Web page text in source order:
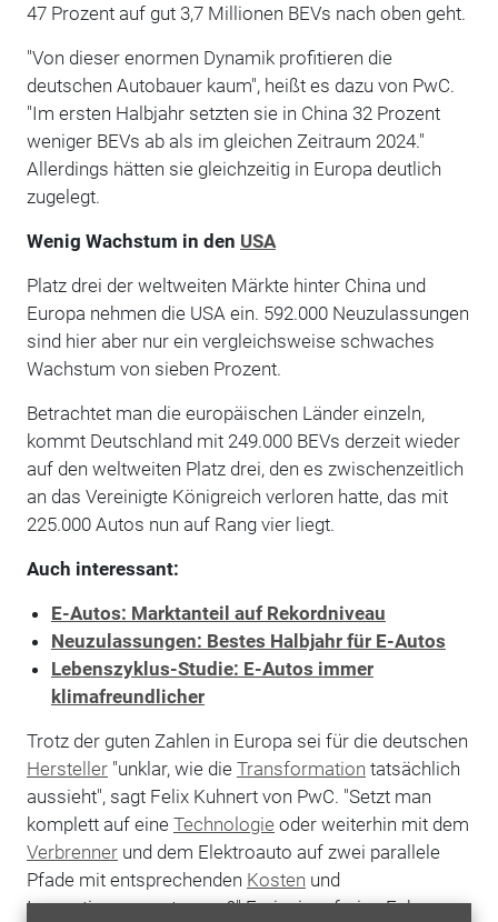
47 Prozent auf gut 3,7 Millionen BEVs nach oben geht.
"Von dieser enormen Dynamik profitieren die
deutschen Autobauer kaum", heißt es dazu von PwC.
"Im ersten Halbjahr setzten sie in China 32 Prozent
weniger BEVs ab als im gleichen Zeitraum 2024."
Allerdings hätten sie gleichzeitig in Europa deutlich
zugelegt.
Wenig Wachstum in den USA
Platz drei der weltweiten Märkte hinter China und
Europa nehmen die USA ein. 592.000 Neuzulassungen
sind hier aber nur ein vergleichsweise schwaches
Wachstum von sieben Prozent.
Betrachtet man die europäischen Länder einzeln,
kommt Deutschland mit 249.000 BEVs derzeit wieder
auf den weltweiten Platz drei, den es zwischenzeitlich
an das Vereinigte Königreich verloren hatte, das mit
225.000 Autos nun auf Rang vier liegt.
Auch interessant:
E-Autos: Marktanteil auf Rekordniveau
Neuzulassungen: Bestes Halbjahr für E-Autos
Lebenszyklus-Studie: E-Autos immer
klimafreundlicher
Trotz der guten Zahlen in Europa sei für die deutschen
Hersteller"unklar, wie die Transformation tatsächlich
aussieht", sagt Felix Kuhnert von PwC. "Setzt man
komplett auf eine Technologie oder weiterhin mit dem
Verbrennerund dem Elektroauto auf zwei parallele
Pfade mit entsprechenden Kosten und
Innovationserwartungen?" Emissionsfreies Fahren